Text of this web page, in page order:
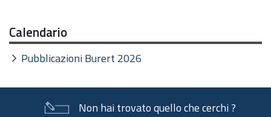
Calendario
Pubblicazioni Burert 2026
Non hai trovato quello che cerchi ?